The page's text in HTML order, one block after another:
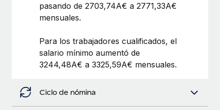
Prestaciones
Gestiona las prestaciones de los empleados sin
todos los tamaños a contratar, gestionar y...
Pento se convierte en un empleador equitativo
con Remote
semanas en hacerlo manualmente y, al mes...
pasando de 2703,74A€ a 2771,33A€
mensuales.
Para los trabajadores cualificados, el
salario mínimo aumentó de
3244,48A€ a 3325,59A€ mensuales.
Ciclo de nómina